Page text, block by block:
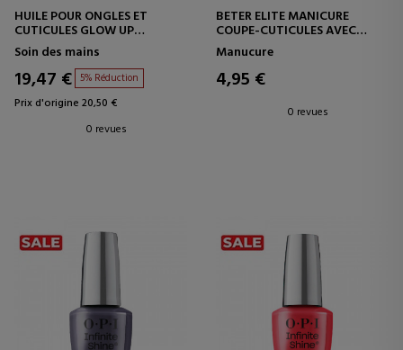
HUILE POUR ONGLES ET
CUTICULES GLOW UP
HUILE HYDRATANTE ET
RÉPARATRICE
Soin des mains
19,47 € 5% Réduction
Prix d'origine 20,50 €
0 revues
BETER ELITE MANICURE
COUPE-CUTICULES AVEC
REPOUSSE-CUTICULES
Manucure
4,95 €
0 revues